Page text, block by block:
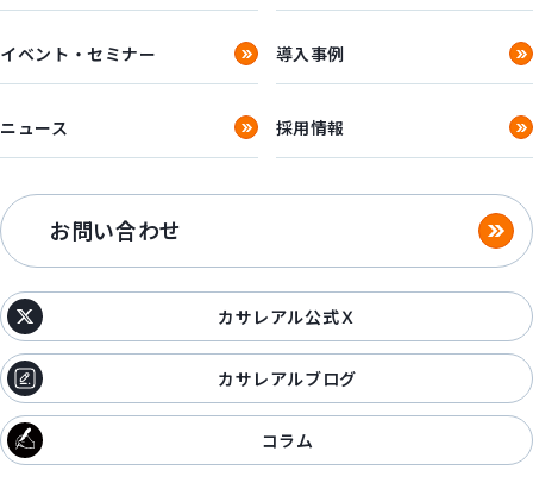
イベント・セミナー 導入事例
ニュース 採用情報
お問い合わせ
カサレアル公式Ｘ
カサレアルブログ
コラム